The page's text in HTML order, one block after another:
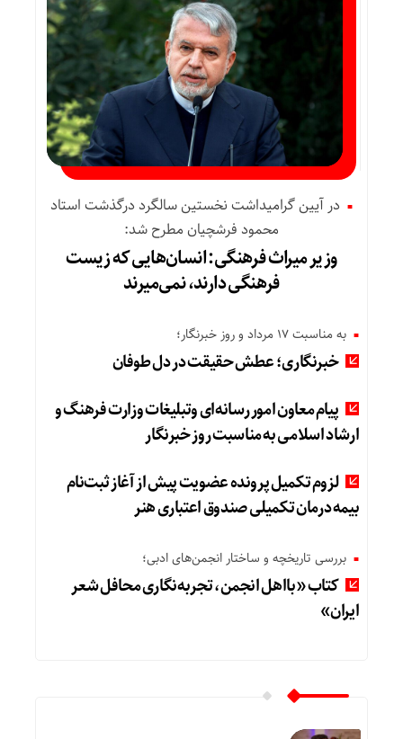
در آیین گرامیداشت نخستین سالگرد درگذشت استاد
محمود فرشچیان مطرح شد:
وزیر میراث فرهنگی: انسان‌هایی که زیست
فرهنگی دارند، نمی‌میرند
به مناسبت 17 مرداد و روز خبرنگار؛
خبرنگاری؛ عطش حقیقت در دل طوفان
پیام معاون امور رسانه‌ای وتبلیغات وزارت فرهنگ و
ارشاد اسلامی به مناسبت روز خبرنگار
لزوم تکمیل پرونده عضویت پیش از آغاز ثبت‌نام
بیمه درمان تکمیلی صندوق اعتباری هنر
بررسی تاریخچه و ساختار انجمن‌های ادبی؛
کتاب «بااهل انجمن، تجربه‌نگاری محافل شعر
ایران»